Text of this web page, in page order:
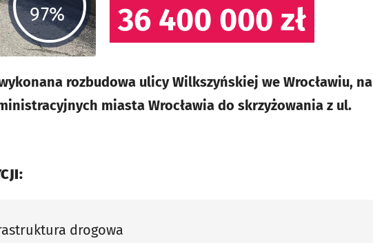
97% 36 400 000 zł
rozbudowa ulicy Wilkszyńskiej we Wrocławiu, na
miasta Wrocławia do skrzyżowania z ul.
drogowa